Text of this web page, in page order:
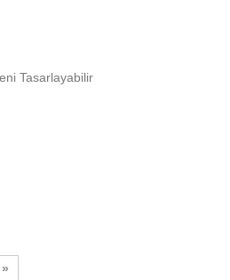
Tasarlayabilir
»